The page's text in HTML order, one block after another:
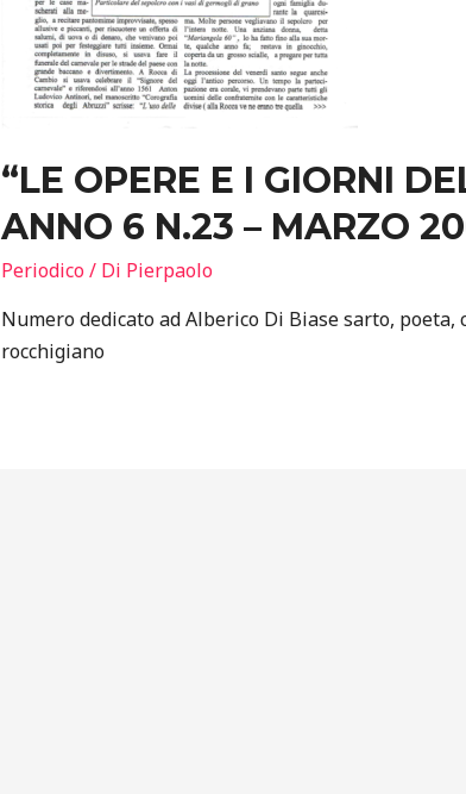
“LE OPERE E I GIORNI
ANNO 6 N.23 – MARZO
Periodico/ Di Pierpaolo
Numero dedicato ad Alberico Di Biase sarto, poeta,
rocchigiano